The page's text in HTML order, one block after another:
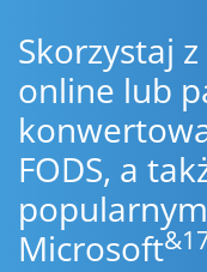
Skorzystaj
online lub
FODS, a
Microsoft